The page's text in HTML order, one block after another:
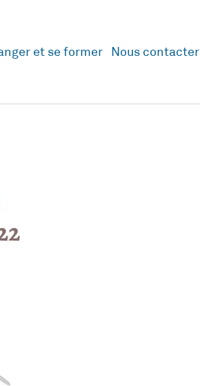
et se former Nous contacter